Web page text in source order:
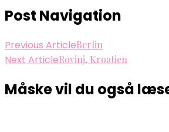
Post Navigation
Previous ArticleBerlin
Next ArticleRovinj, Kroatien
Måske vil du også